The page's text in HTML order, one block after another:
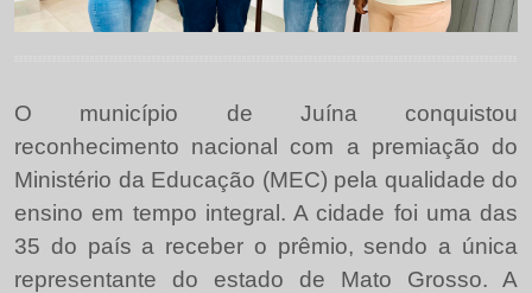
O município de Juína conquistou
reconhecimento nacional com a premiação do
Ministério da Educação (MEC) pela qualidade do
ensino em tempo integral. A cidade foi uma das
35 do país a receber o prêmio, sendo a única
representante do estado de Mato Grosso. A